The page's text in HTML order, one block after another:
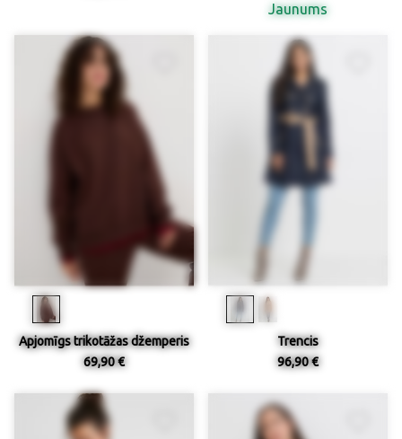
Jaunums
Apjomīgs trikotāžas džemperis
69,90 €
Trencis
96,90 €